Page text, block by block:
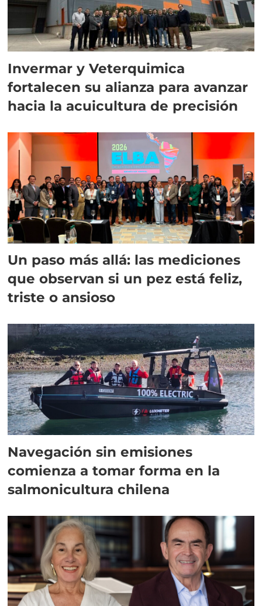
Invermar y Veterquimica
fortalecen su alianza para avanzar
hacia la acuicultura de precisión
Un paso más allá: las mediciones
que observan si un pez está feliz,
triste o ansioso
Navegación sin emisiones
comienza a tomar forma en la
salmonicultura chilena